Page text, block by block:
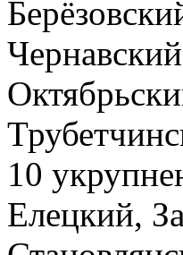
10
Елецкий,